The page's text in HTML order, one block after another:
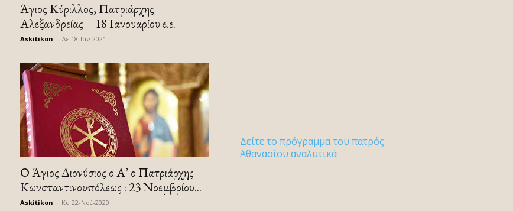
Άγιος Κύριλλος, Πατριάρχης
Αλεξανδρείας – 18 Ιανουαρίου ε.ε.
Askitikon Δε 18-Ιαν-2021
Ο Άγιος Διονύσιος ο Α’ ο Πατριάρχης
Κωνσταντινουπόλεως : 23 Νοεμβρίου...
Askitikon Κυ 22-Νοέ-2020
Δείτε το πρόγραμμα του πατρός
Αθανασίου αναλυτικά